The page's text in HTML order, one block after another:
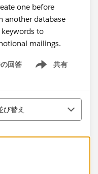
one before
another database
to
mailings.
回答 共有
Show menu
び替え